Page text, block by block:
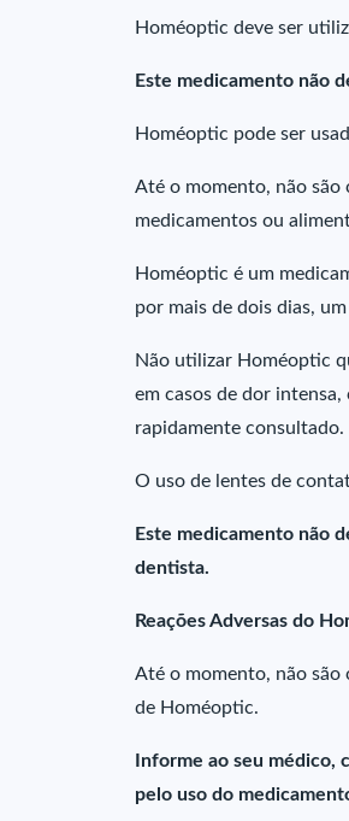
Homéoptic deve ser
Este medicamento não
Homéoptic pode ser
Até o momento, não
medicamentos ou
Homéoptic é um
por mais de dois dias,
Não utilizar Homéoptic
em casos de dor
rapidamente consultado.
O uso de lentes de
Este medicamento não
dentista.
Reações Adversas do
Até o momento, não são
de Homéoptic.
Informe ao seu
pelo uso do